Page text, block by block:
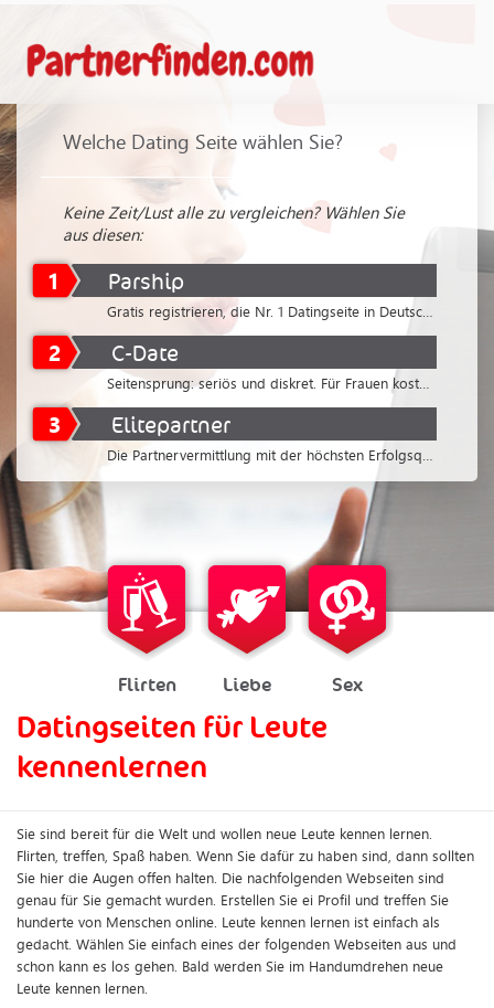
Welche Dating Seite wählen Sie?
Keine Zeit/Lust alle zu vergleichen? Wählen Sie
aus diesen:
1 Parship
2 C-Date
3 Elitepartner
Flirten Liebe Sex
Datingseiten für Leute
kennenlernen
Sie sind bereit für die Welt und wollen neue Leute kennen lernen.
Flirten, treffen, Spaß haben. Wenn Sie dafür zu haben sind, dann sollten
Sie hier die Augen offen halten. Die nachfolgenden Webseiten sind
genau für Sie gemacht wurden. Erstellen Sie ei Profil und treffen Sie
hunderte von Menschen online. Leute kennen lernen ist einfach als
gedacht. Wählen Sie einfach eines der folgenden Webseiten aus und
schon kann es los gehen. Bald werden Sie im Handumdrehen neue
Leute kennen lernen.